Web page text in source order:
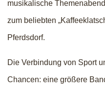
musikalische
zum beliebten
Pferdsdorf.
Die Verbindung von Sport
Chancen: eine größere